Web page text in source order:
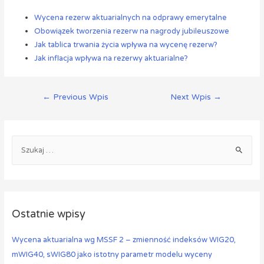
Wycena rezerw aktuarialnych na odprawy emerytalne
Obowiązek tworzenia rezerw na nagrody jubileuszowe
Jak tablica trwania życia wpływa na wycenę rezerw?
Jak inflacja wpływa na rezerwy aktuarialne?
← Previous Wpis Next Wpis →
Ostatnie wpisy
Wycena aktuarialna wg MSSF 2 – zmienność indeksów WIG20,
mWIG40, sWIG80 jako istotny parametr modelu wyceny